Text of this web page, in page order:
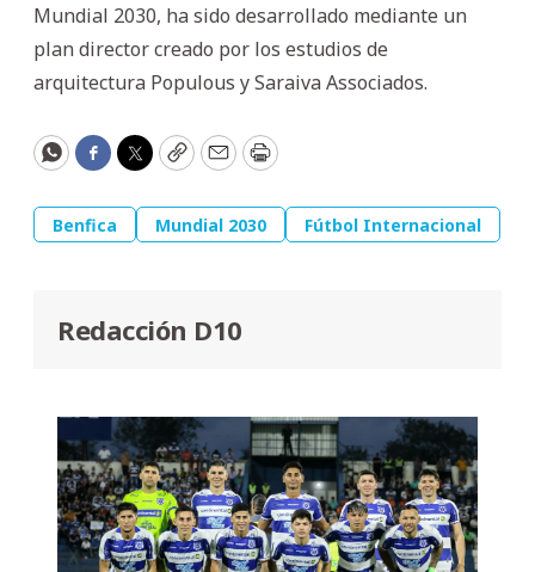
Mundial 2030, ha sido desarrollado mediante un
plan director creado por los estudios de
arquitectura Populous y Saraiva Associados.
WhatsApp
Facebook
Twitter
CopyEmailPrint
Benfica Mundial 2030 Fútbol Internacional
Redacción D10